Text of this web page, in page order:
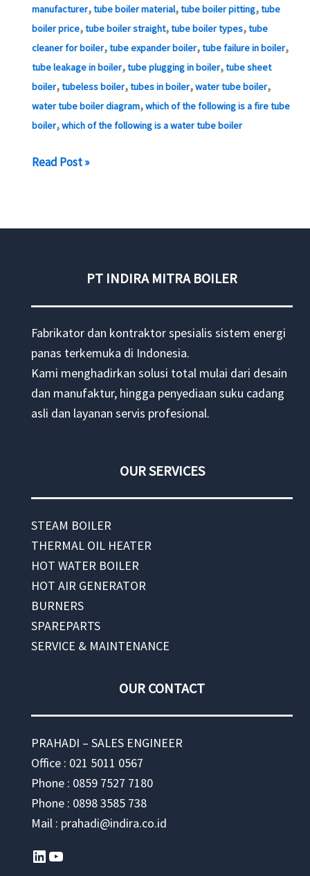
manufacturer,tube boiler material,tube boiler pitting,tube
boiler price,tube boiler straight,tube boiler types,tube
cleaner for boiler,tube expander boiler,tube failure in boiler,
tube leakage in boiler,tube plugging in boiler,tube sheet
boiler,tubeless boiler,tubes in boiler,water tube boiler,
water tube boiler diagram,which of the following is a fire tube
boiler,which of the following is a water tube boiler
EN
di
indonesia
Read Post »
PT INDIRA MITRA BOILER
Fabrikator dan kontraktor spesialis sistem energi
panas terkemuka di Indonesia.
Kami menghadirkan solusi total mulai dari desain
dan manufaktur, hingga penyediaan suku cadang
asli dan layanan servis profesional.
OUR SERVICES
STEAM BOILER
THERMAL OIL HEATER
HOT WATER BOILER
HOT AIR GENERATOR
BURNERS
SPAREPARTS
SERVICE & MAINTENANCE
OUR CONTACT
PRAHADI – SALES ENGINEER
Office : 021 5011 0567
Phone : 0859 7527 7180
Phone : 0898 3585 738
Mail : prahadi@indira.co.id
LinkedIn YouTube